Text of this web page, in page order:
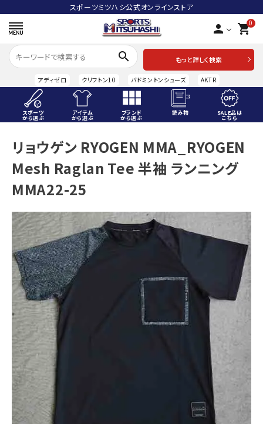
スポーツミツハシ公式オンラインストア
person 0
shopping_cart
search
もっと詳しく検索
アディゼロ クリフトン10 バドミントンシューズ AKTR
スポーツ
から選ぶ
アイテム
から選ぶ
ブランド
から選ぶ
読み物 SALE品は
こちら
ACCOUNT MENU
ようこそ ゲスト 様
meeting_room ログイン
スポーツから選ぶ
アイテムから選ぶ
ブランドから選ぶ
SALE品はこちら
INFORMATIOM
ご利用ガイド
お問い合わせ
メルマガ登録
リョウゲン RYOGEN MMA_RYOGEN
Mesh Raglan Tee 半袖 ランニング
MMA22-25